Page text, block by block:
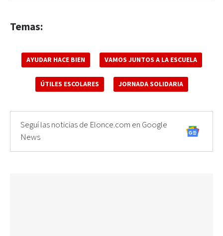
Temas:
AYUDAR HACE BIEN VAMOS JUNTOS A LA ESCUELA
ÚTILES ESCOLARES JORNADA SOLIDARIA
Seguí las noticias de Elonce.com en Google
News